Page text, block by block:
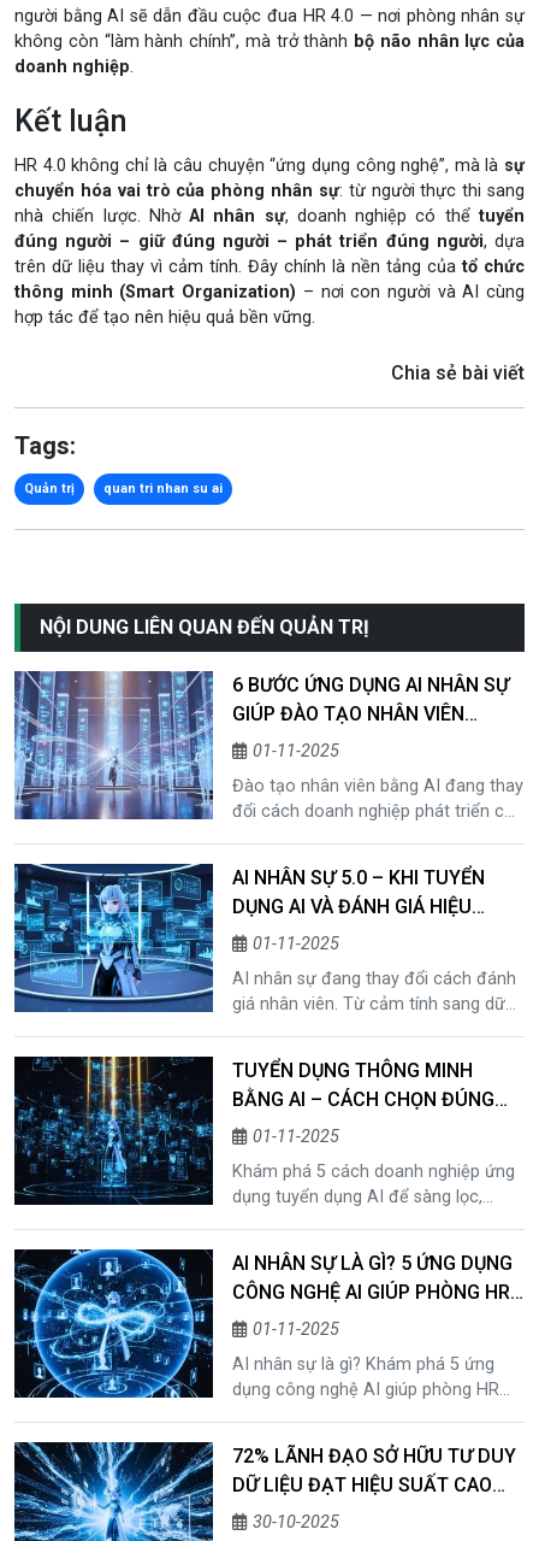
người bằng AI sẽ dẫn đầu cuộc đua HR 4.0 — nơi phòng nhân sự
không còn “làm hành chính”, mà trở thành bộ não nhân lực của
doanh nghiệp.
Kết luận
HR 4.0 không chỉ là câu chuyện “ứng dụng công nghệ”, mà là sự
chuyển hóa vai trò của phòng nhân sự: từ người thực thi sang
nhà chiến lược. NhờAI nhân sự, doanh nghiệp có thểtuyển
đúng người – giữ đúng người – phát triển đúng người, dựa
trên dữ liệu thay vì cảm tính. Đây chính là nền tảng củatổ chức
thông minh (Smart Organization) – nơi con người và AI cùng
hợp tác để tạo nên hiệu quả bền vững.
Chia sẻ bài viết
Tags:
Quản trị quan tri nhan su ai
NỘI DUNG LIÊN QUAN ĐẾN QUẢN TRỊ
6 BƯỚC ỨNG DỤNG AI NHÂN SỰ
GIÚP ĐÀO TẠO NHÂN VIÊN
NHANH VÀ CHUẨN HƠN 10 LẦN
01-11-2025
Đào tạo nhân viên bằng AI đang thay
đổi cách doanh nghiệp phát triển con
học cá nhân hóa hiệu quả cùng
Mafitech.
AI NHÂN SỰ 5.0 – KHI TUYỂN
DỤNG AI VÀ ĐÁNH GIÁ HIỆU
SUẤT CÙNG NÓI TIẾNG DỮ LIỆU
01-11-2025
AI nhân sự đang thay đổi cách đánh
giá nhân viên. Từ cảm tính sang dữ
nghiệp ứng dụng công nghệ AI để tối
ưu hiệu suất.
TUYỂN DỤNG THÔNG MINH
BẰNG AI – CÁCH CHỌN ĐÚNG
NGƯỜI NHANH GẤP 10 LẦN
01-11-2025
Khám phá 5 cách doanh nghiệp ứng
dụng tuyển dụng AI để sàng lọc,
nhanh gấp 10 lần — tối ưu hiệu suất
phòng nhân sự cùng Mafitech.
AI NHÂN SỰ LÀ GÌ? 5 ỨNG DỤNG
CÔNG NGHỆ AI GIÚP PHÒNG HR
LÀM VIỆC THÔNG MINH HƠN
01-11-2025
AI nhân sự là gì? Khám phá 5 ứng
dụng công nghệ AI giúp phòng HR
chính xác và nâng cao trải nghiệm
nhân viên — xem chi tiết tại Mafitech.
72% LÃNH ĐẠO SỞ HỮU TƯ DUY
DỮ LIỆU ĐẠT HIỆU SUẤT CAO
HƠN – BÍ QUYẾT CỦA QUẢN TRỊ
30-10-2025